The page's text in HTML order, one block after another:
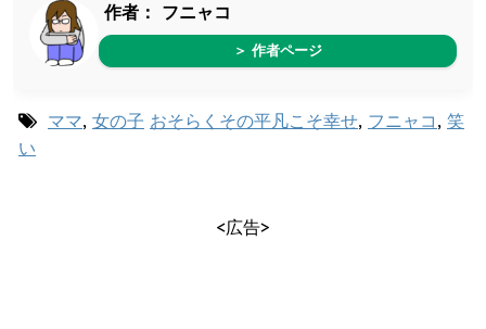
作者： フニャコ
＞ 作者ページ
ママ, 女の子 おそらくその平凡こそ幸せ, フニャコ , 笑
い
<広告>